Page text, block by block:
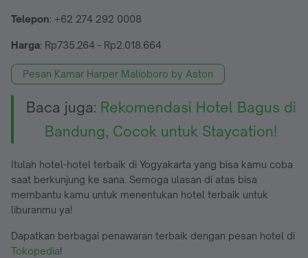
Telepon: +62 274 292 0008
Harga: Rp735.264 - Rp2.018.664
Pesan Kamar Harper Malioboro by Aston
Baca juga: Rekomendasi Hotel Bagus di
Bandung, Cocok untuk Staycation!
Itulah hotel-hotel terbaik di Yogyakarta yang bisa kamu coba
saat berkunjung ke sana. Semoga ulasan di atas bisa
membantu kamu untuk menentukan hotel terbaik untuk
liburanmu ya!
Dapatkan berbagai penawaran terbaik dengan pesan hotel di
Tokopedia!